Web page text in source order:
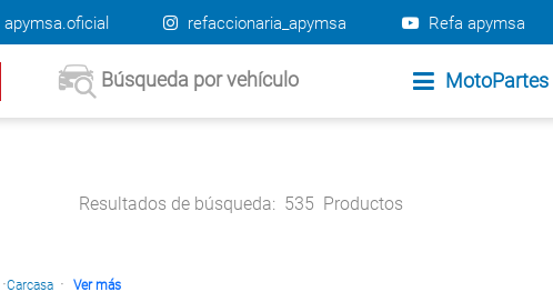
apymsa.oficial refaccionaria_apymsa Refa apymsa
Búsqueda por vehículo MotoPartes
Resultados de búsqueda: 535 Productos
·Carcasa · Ver más